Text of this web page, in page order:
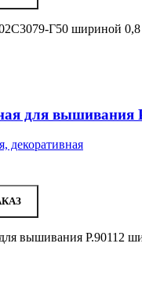
Г50 шириной
для вышивания
декоративная
вышивания Р.90112